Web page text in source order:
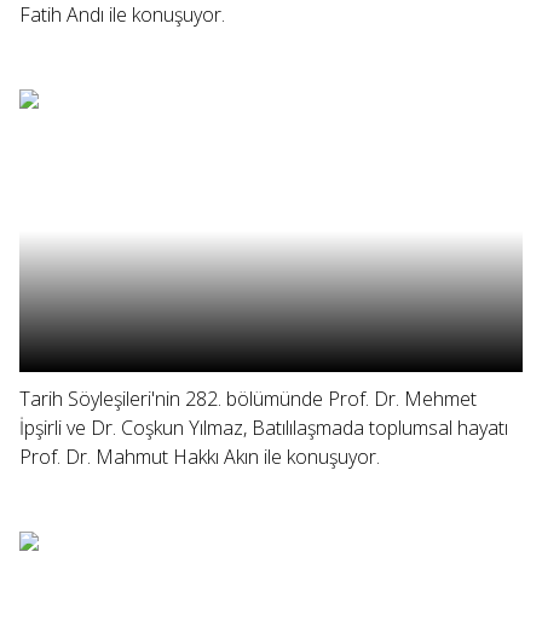
Fatih Andı ile konuşuyor.
Tarih Söyleşileri'nin 282. bölümünde Prof. Dr. Mehmet
İpşirli ve Dr. Coşkun Yılmaz, Batılılaşmada toplumsal hayatı
Prof. Dr. Mahmut Hakkı Akın ile konuşuyor.